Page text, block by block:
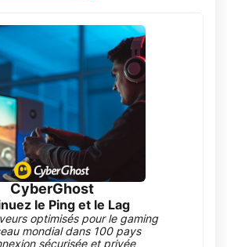
CyberGhost
le Ping et le Lag
optimisés pour le gaming
mondial dans 100 pays
sécurisée et privée